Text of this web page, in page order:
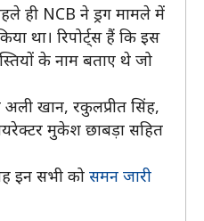
ही NCB ने ड्रग मामले में
था। रिपोर्ट्स हैं कि इस
के नाम बताए थे जो
खान, रकुलप्रीत सिंह,
मुकेश छाबड़ा सहित
इन सभी को समन जारी